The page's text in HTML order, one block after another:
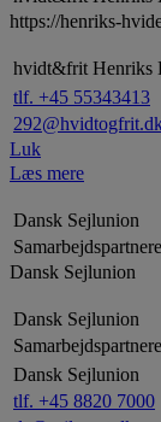
https://henriks-
hvidt&frit Henriks
tlf. +45 55343413
Luk
Læs mere
Dansk Sejlunion
Samarbejdspartnere
Dansk Sejlunion
Dansk Sejlunion
Samarbejdspartnere
Dansk Sejlunion
tlf. +45 8820 7000